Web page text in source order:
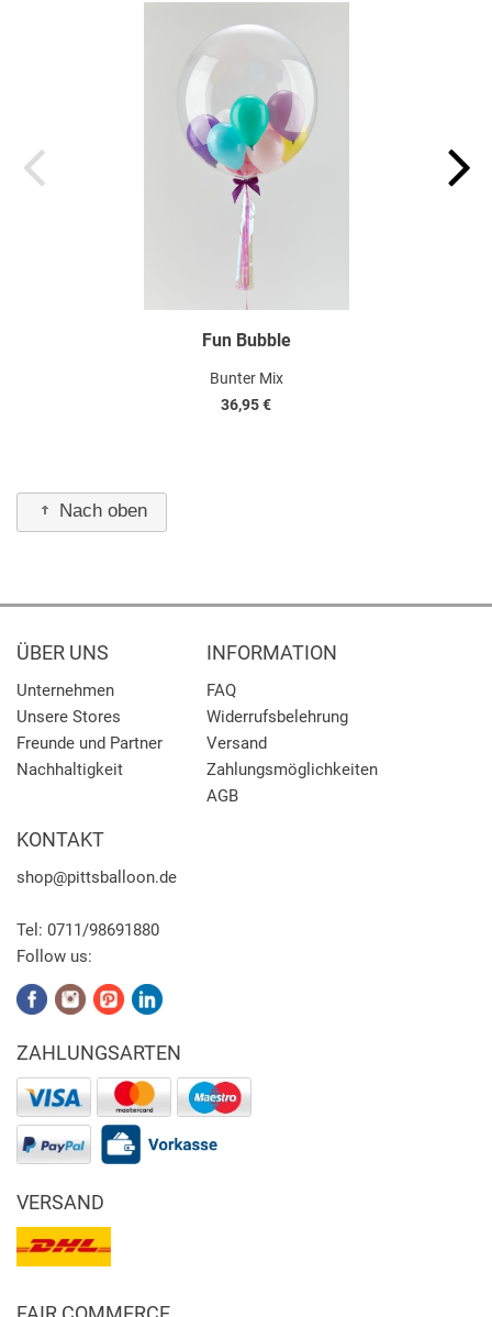
Fun Bubble
Bunter Mix
36,95 €
Nach oben
ÜBER UNS
Unternehmen
Unsere Stores
Freunde und Partner
Nachhaltigkeit
INFORMATION
FAQ
Widerrufsbelehrung
Versand
Zahlungsmöglichkeiten
AGB
KONTAKT
shop@pittsballoon.de
Tel: 0711/98691880
Follow us:
ZAHLUNGSARTEN
VERSAND